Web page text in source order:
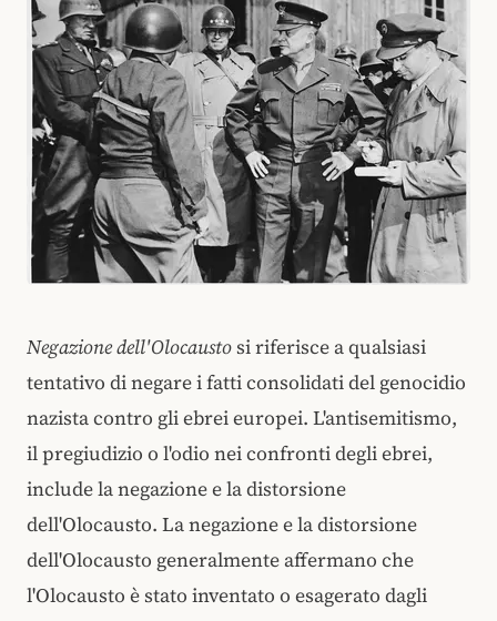
Negazione dell'Olocaustosi riferisce a qualsiasi
tentativo di negare i fatti consolidati del genocidio
nazista contro gli ebrei europei. L'antisemitismo,
il pregiudizio o l'odio nei confronti degli ebrei,
include la negazione e la distorsione
dell'Olocausto. La negazione e la distorsione
dell'Olocausto generalmente affermano che
l'Olocausto è stato inventato o esagerato dagli